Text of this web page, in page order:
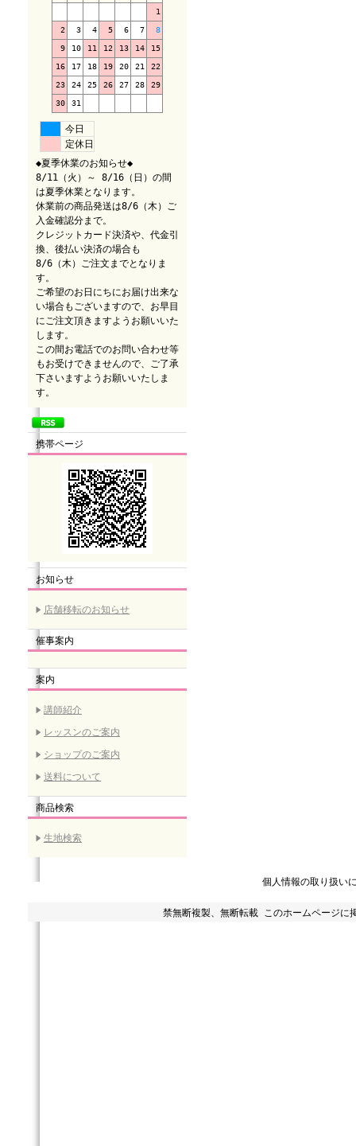
1
2 3 4 5 6 7 8
9 10 11 12 13 14 15
16 17 18 19 20 21 22
23 24 25 26 27 28 29
30 31
今日
定休日
◆夏季休業のお知らせ◆
8/11（火）～ 8/16（日）の間
は夏季休業となります。
休業前の商品発送は8/6（木）ご
入金確認分まで。
クレジットカード決済や、代金引
換、後払い決済の場合も
8/6（木）ご注文までとなりま
す。
ご希望のお日にちにお届け出来な
い場合もございますので、お早目
にご注文頂きますようお願いいた
します。
この間お電話でのお問い合わせ等
もお受けできませんので、ご了承
下さいますようお願いいたしま
す。
携帯ページ
お知らせ
店舗移転のお知らせ
催事案内
案内
講師紹介
レッスンのご案内
ショップのご案内
送料について
商品検索
生地検索
個人情報の取り扱い
禁無断複製、無断転載 このホームページに